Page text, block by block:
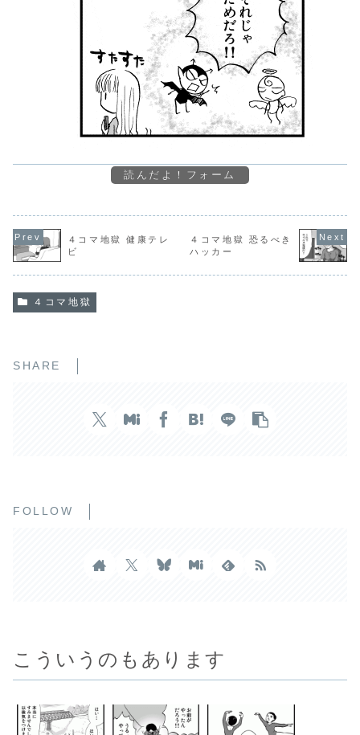
読んだよ！フォーム
４コマ地獄 健康テレ
ビ
４コマ地獄 恐るべき
ハッカー
４コマ地獄
SHARE
FOLLOW
こういうのもあります